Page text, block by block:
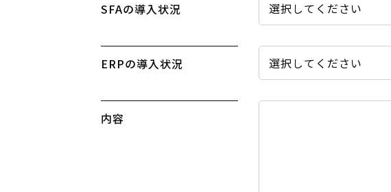
SFAの導入状況
ERPの導入状況
内容